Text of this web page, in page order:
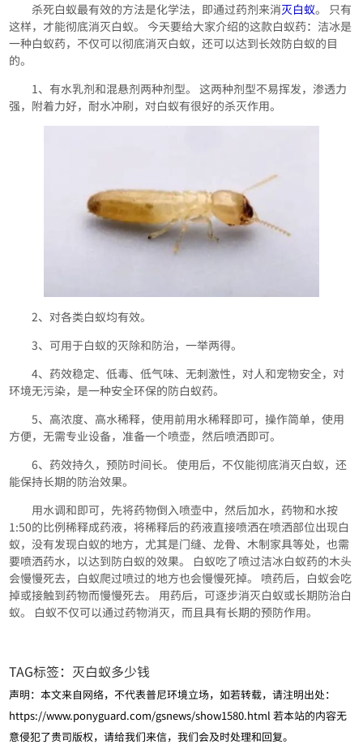
杀死白蚁最有效的方法是化学法，即通过药剂来消灭白蚁。 只有
这样，才能彻底消灭白蚁。 今天要给大家介绍的这款白蚁药：洁冰是
一种白蚁药，不仅可以彻底消灭白蚁，还可以达到长效防白蚁的目
的。
1、有水乳剂和混悬剂两种剂型。 这两种剂型不易挥发，渗透力
强，附着力好，耐水冲刷，对白蚁有很好的杀灭作用。
2、对各类白蚁均有效。
3、可用于白蚁的灭除和防治，一举两得。
4、药效稳定、低毒、低气味、无刺激性，对人和宠物安全，对
环境无污染，是一种安全环保的防白蚁药。
5、高浓度、高水稀释，使用前用水稀释即可，操作简单，使用
方便，无需专业设备，准备一个喷壶，然后喷洒即可。
6、药效持久，预防时间长。 使用后，不仅能彻底消灭白蚁，还
能保持长期的防治效果。
用水调和即可，先将药物倒入喷壶中，然后加水，药物和水按
1:50的比例稀释成药液，将稀释后的药液直接喷洒在喷洒部位出现白
蚁，没有发现白蚁的地方，尤其是门缝、龙骨、木制家具等处，也需
要喷洒药水，以达到防白蚁的效果。 白蚁吃了喷过洁冰白蚁药的木头
会慢慢死去，白蚁爬过喷过的地方也会慢慢死掉。 喷药后，白蚁会吃
掉或接触到药物而慢慢死去。 用药后，可逐步消灭白蚁或长期防治白
蚁。 白蚁不仅可以通过药物消灭，而且具有长期的预防作用。
TAG标签： 灭白蚁多少钱
声明：本文来自网络，不代表普尼环境立场，如若转载，请注明出处：
https://www.ponyguard.com/gsnews/show1580.html 若本站的内容无
意侵犯了贵司版权，请给我们来信，我们会及时处理和回复。